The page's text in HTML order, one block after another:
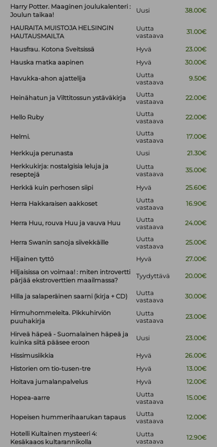
Harry Potter. Maaginen joulukalenteri :
Joulun taikaa!
Uusi 38.00€
HAURAITA MUISTOJA HELSINGIN
HAUTAUSMAILTA
Uutta
vastaava
31.00€
Hausfrau. Kotona Sveitsissä Hyvä
23.00€
Hauska matka aapinen
Hyvä 30.00€
Havukka-ahon ajattelija
Uutta
vastaava
9.50€
Heinähatun ja Vilttitossun ystäväkirja
Uutta
vastaava
22.00€
Hello Ruby
Uutta
vastaava
22.00€
Helmi.
Uutta
vastaava
17.00€
Herkkuja perunasta Uusi
21.30€
Herkkukirja: nostalgisia leluja ja
reseptejä
Uutta
vastaava
35.00€
Herkkä kuin perhosen siipi Hyvä 25.60€
Herra Hakkaraisen aakkoset
Uutta
vastaava
16.90€
Herra Huu, rouva Huu ja vauva Huu
Uutta
vastaava
24.00€
Herra Swanin sanoja siivekkäille
Uutta
vastaava
25.00€
Hiljainen tyttö Hyvä
27.00€
Hiljaisissa on voimaa! : miten introvertti
pärjää ekstroverttien maailmassa?
Tyydyttävä 20.00€
Hilla ja salaperäinen saarni (kirja + CD)
Uutta
vastaava
30.00€
Hirmuhommeleita. Pikkuhirviön
puuhakirja
Uutta
vastaava
23.00€
Hirveä häpeä - Suomalainen häpeä ja
kuinka siitä pääsee eroon
Uusi 23.00€
Hissimusiikkia Hyvä
26.00€
Historien om tio-tusen-tre
Hyvä
13.00€
Hoitava jumalanpalvelus
Hyvä 12.00€
Hopea-aarre
Uutta
vastaava
15.00€
Hopeisen hummerihaarukan tapaus
Uutta
vastaava
12.00€
Hotelli Kultainen mysteeri 4:
Kesäkaaos kultarannikolla
Uutta
vastaava
12.90€